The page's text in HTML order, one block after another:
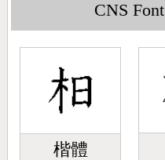
CNS Font
楷體